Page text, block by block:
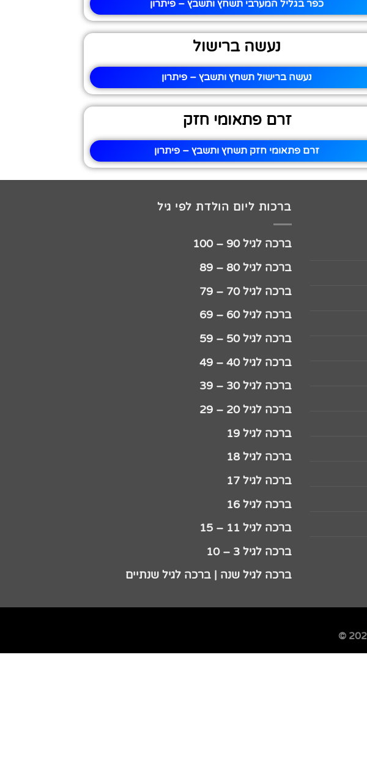
כפר בגליל המערבי תשחץ ותשבץ – פיתרון
נעשה ברישול
נעשה ברישול תשחץ ותשבץ – פיתרון
זרם פתאומי חזק
זרם פתאומי חזק תשחץ ותשבץ – פיתרון
ברכות ליום הולדת לפי גיל
ברכה לגיל 90 – 100
ברכה לגיל 80 – 89
ברכה לגיל 70 – 79
ברכה לגיל 60 – 69
ברכה לגיל 50 – 59
ברכה לגיל 40 – 49
ברכה לגיל 30 – 39
ברכה לגיל 20 – 29
ברכה לגיל 19
ברכה לגיל 18
ברכה לגיל 17
ברכה לגיל 16
ברכה לגיל 11 – 15
ברכה לגיל 3 – 10
ברכה לגיל שנה | ברכה לגיל שנתיים